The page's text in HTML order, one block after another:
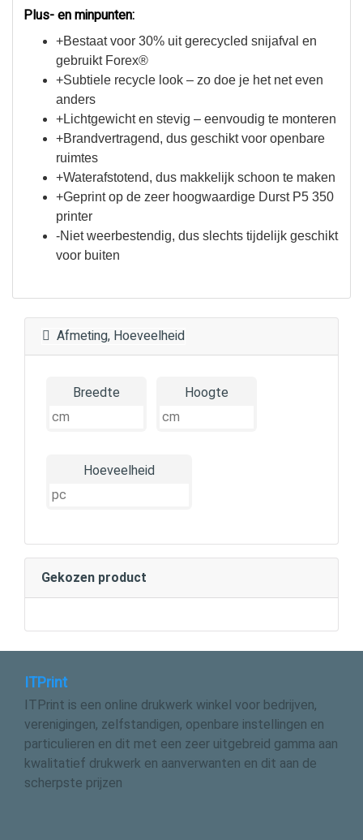
Plus- en minpunten:
+Bestaat voor 30% uit gerecycled snijafval en
gebruikt Forex®
+Subtiele recycle look – zo doe je het net even
anders
+Lichtgewicht en stevig – eenvoudig te monteren
+Brandvertragend, dus geschikt voor openbare
ruimtes
+Waterafstotend, dus makkelijk schoon te maken
+Geprint op de zeer hoogwaardige Durst P5 350
printer
-Niet weerbestendig, dus slechts tijdelijk geschikt
voor buiten
Afmeting, Hoeveelheid
Breedte Hoogte
Hoeveelheid
Gekozen product
ITPrint
ITPrint is een online drukwerk winkel voor bedrijven,
verenigingen, zelfstandigen, openbare instellingen en
particulieren en dit met een zeer uitgebreid gamma aan
kwalitatief drukwerk en aanverwanten en dit aan de
scherpste prijzen